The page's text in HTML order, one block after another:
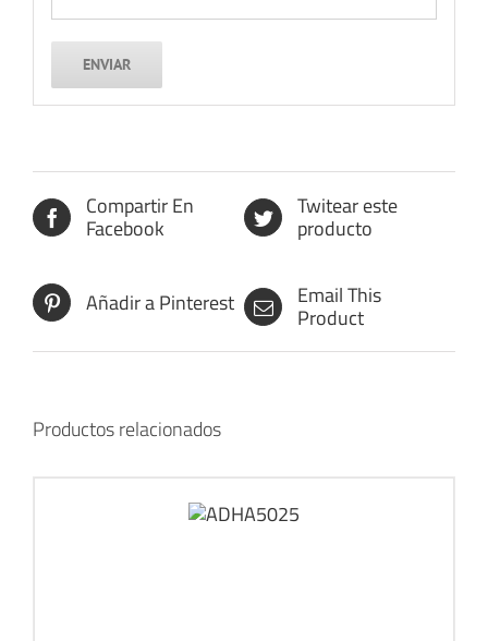
Compartir En
Facebook
Twitear este
producto
Añadir a Pinterest Email This
Product
Productos relacionados